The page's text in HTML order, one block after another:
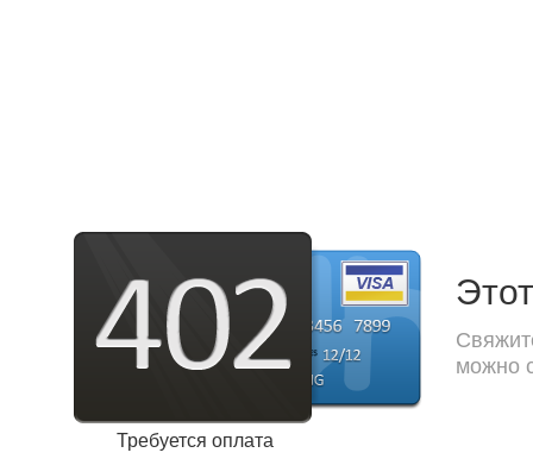
Требуется оплата
можно